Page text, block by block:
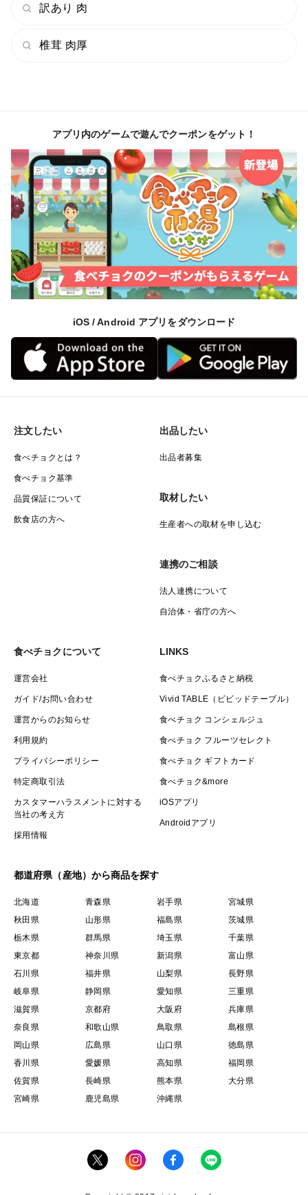
訳あり 肉
椎茸 肉厚
アプリ内のゲームで遊んでクーポンをゲット！
iOS / Android アプリをダウンロード
注文したい
食べチョクとは？
食べチョク基準
品質保証について
飲食店の方へ
出品したい
出品者募集
取材したい
生産者への取材を申し込む
連携のご相談
法人連携について
自治体・省庁の方へ
食べチョクについて
運営会社
ガイド/お問い合わせ
運営からのお知らせ
利用規約
プライバシーポリシー
特定商取引法
カスタマーハラスメントに対する
当社の考え方
採用情報
LINKS
食べチョクふるさと納税
Vivid TABLE（ビビッドテーブル）
食べチョク コンシェルジュ
食べチョク フルーツセレクト
食べチョク ギフトカード
食べチョク&more
iOSアプリ
Androidアプリ
都道府県（産地）から商品を探す
北海道 青森県 岩手県
宮城県
秋田県
山形県 福島県
茨城県
栃木県
群馬県 埼玉県
千葉県
東京都
神奈川県 新潟県
富山県
石川県
福井県 山梨県
長野県
岐阜県
静岡県 愛知県
三重県
滋賀県
京都府 大阪府
兵庫県
奈良県
和歌山県 鳥取県
島根県
岡山県
広島県 山口県
徳島県
香川県
愛媛県 高知県
福岡県
佐賀県
長崎県 熊本県
大分県
宮崎県
鹿児島県 沖縄県